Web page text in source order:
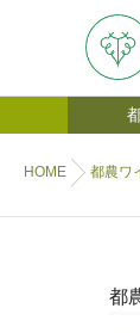
HOME 都農ワ
都